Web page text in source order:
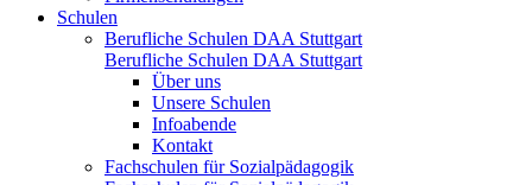
Schulen
Berufliche Schulen DAA Stuttgart
Berufliche Schulen DAA Stuttgart
Über uns
Unsere Schulen
Infoabende
Kontakt
Fachschulen für Sozialpädagogik